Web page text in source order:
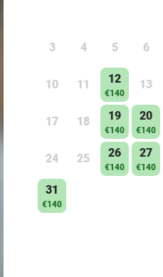
3 4 5 6
10 11 12
€140
13
17 18 19
€140
20
€140
24 25 26
€140
27
€140
31
€140